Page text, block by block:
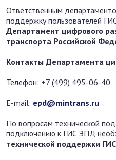
Ответственным
поддержку пользователей
Департамент цифрового
транспорта Российской
Контакты Департамента
Телефон: +7 (499) 495-06-40
E-mail: epd@mintrans.ru
По вопросам технической
подключению к ГИС ЭПД
технической поддержки